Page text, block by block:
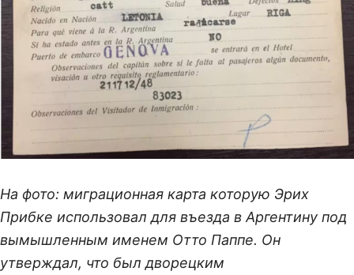
На фото: миграционная карта которую Эрих
Прибке использовал для въезда в Аргентину под
вымышленным именем Отто Паппе. Он
утверждал, что был дворецким